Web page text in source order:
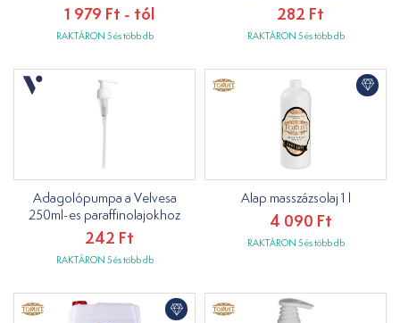
1 979 Ft - tól
RAKTÁRON 5 és több db
282 Ft
RAKTÁRON 5 és több db
Adagolópumpa a Velvesa
250ml-es paraffinolajokhoz
242 Ft
RAKTÁRON 5 és több db
Alap masszázsolaj 1 l
4 090 Ft
RAKTÁRON 5 és több db